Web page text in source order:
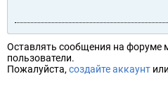
Оставлять сообщения на форуме
пользователи.
Пожалуйста, создайте аккаунт